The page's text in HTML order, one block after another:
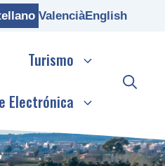
ValenciàEnglish
Turismo
Electrónica